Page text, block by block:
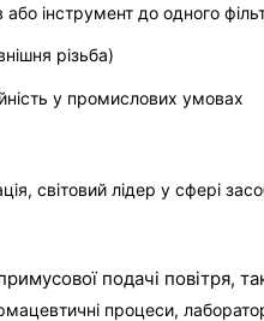
інструмент до одного
різьба)
у промислових умовах
світовий лідер у сфері
подачі повітря,
процеси,